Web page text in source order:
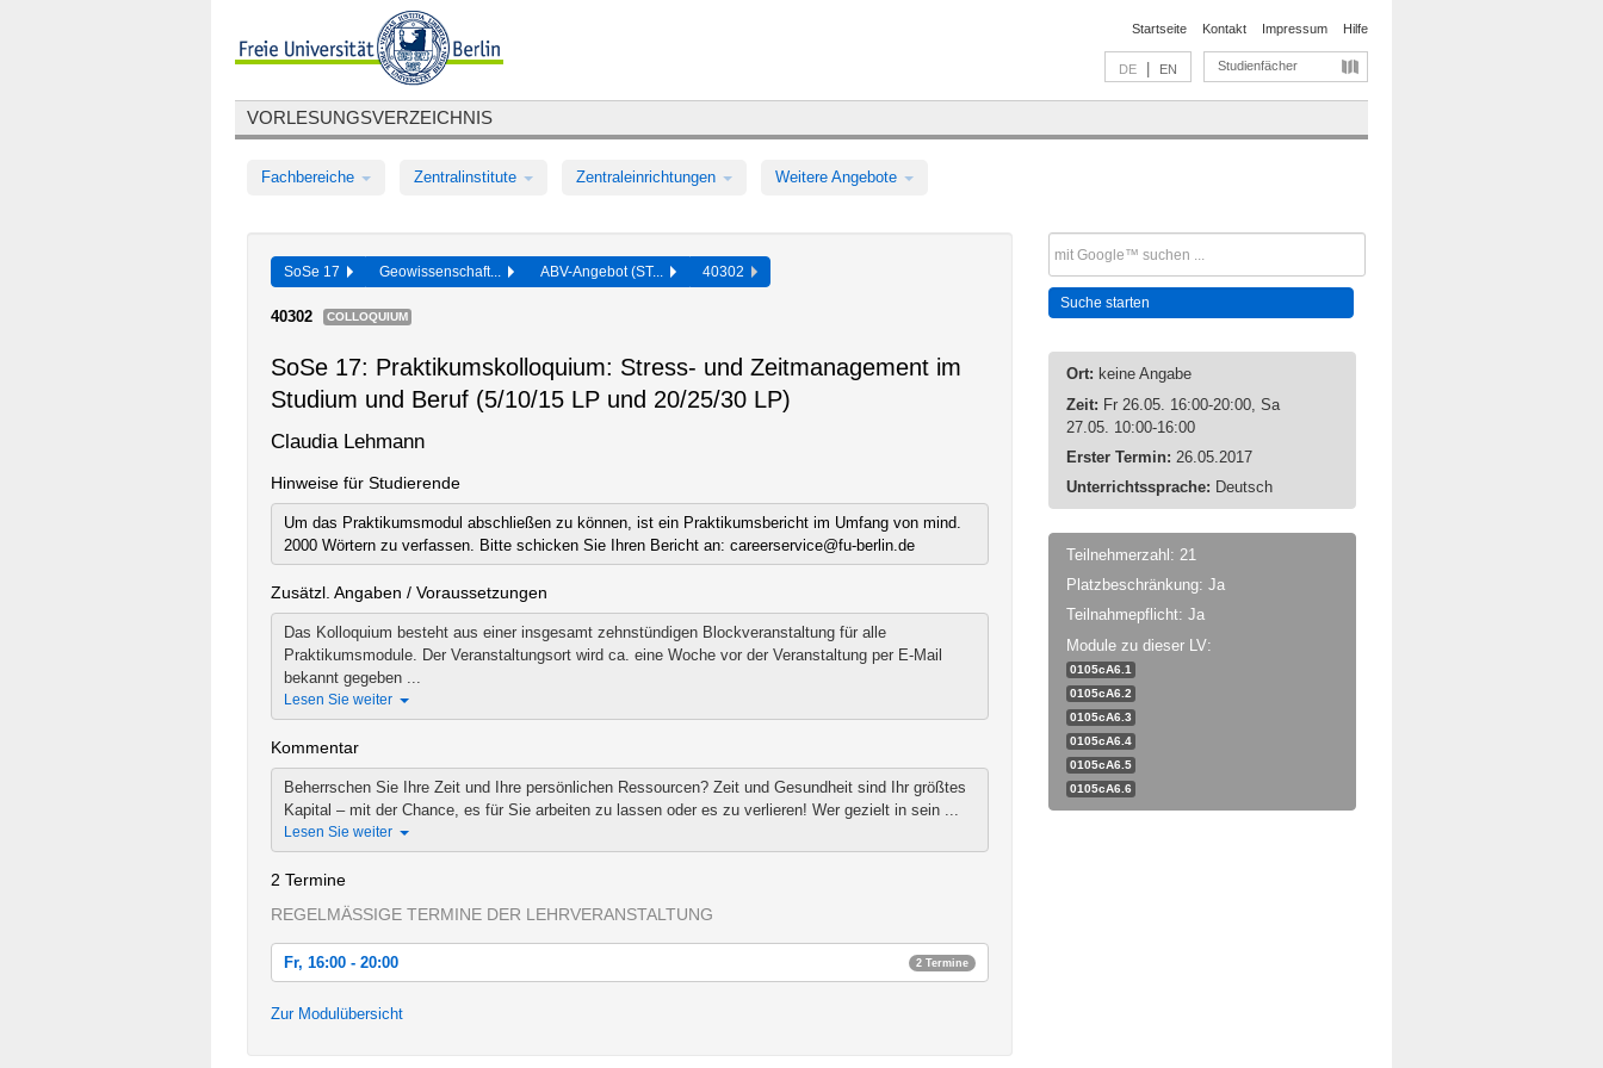
Startseite Kontakt Impressum Hilfe
DE EN Studienfächer
VORLESUNGSVERZEICHNIS
Fachbereiche Zentralinstitute Zentraleinrichtungen Weitere Angebote
SoSe 17 Geowissenschaft... ABV-Angebot (ST... 40302
40302 COLLOQUIUM
SoSe 17: Praktikumskolloquium: Stress- und Zeitmanagement im
Studium und Beruf (5/10/15 LP und 20/25/30 LP)
Claudia Lehmann
Hinweise für Studierende
Um das Praktikumsmodul abschließen zu können, ist ein Praktikumsbericht im Umfang von mind.
2000 Wörtern zu verfassen. Bitte schicken Sie Ihren Bericht an: careerservice@fu-berlin.de
Zusätzl. Angaben / Voraussetzungen
Das Kolloquium besteht aus einer insgesamt zehnstündigen Blockveranstaltung für alle
Praktikumsmodule. Der Veranstaltungsort wird ca. eine Woche vor der Veranstaltung per E-Mail
bekannt gegeben ...
Lesen Sie weiter
Kommentar
Beherrschen Sie Ihre Zeit und Ihre persönlichen Ressourcen? Zeit und Gesundheit sind Ihr größtes
Kapital – mit der Chance, es für Sie arbeiten zu lassen oder es zu verlieren! Wer gezielt in sein ...
Lesen Sie weiter
2 Termine
REGELMÄSSIGE TERMINE DER LEHRVERANSTALTUNG
Fr, 16:00 - 20:00 2 Termine
Zur Modulübersicht
Ort: keine Angabe
Zeit: Fr 26.05. 16:00-20:00, Sa
27.05. 10:00-16:00
Erster Termin: 26.05.2017
Unterrichtssprache: Deutsch
Teilnehmerzahl: 21
Platzbeschränkung: Ja
Teilnahmepflicht: Ja
Module zu dieser LV:
0105cA6.1
0105cA6.2
0105cA6.3
0105cA6.4
0105cA6.5
0105cA6.6